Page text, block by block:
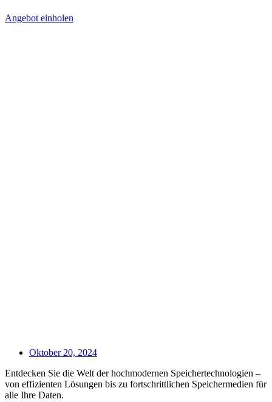
Angebot einholen
Oktober 20, 2024
Entdecken Sie die Welt der hochmodernen Speichertechnologien –
von effizienten Lösungen bis zu fortschrittlichen Speichermedien für
alle Ihre Daten.